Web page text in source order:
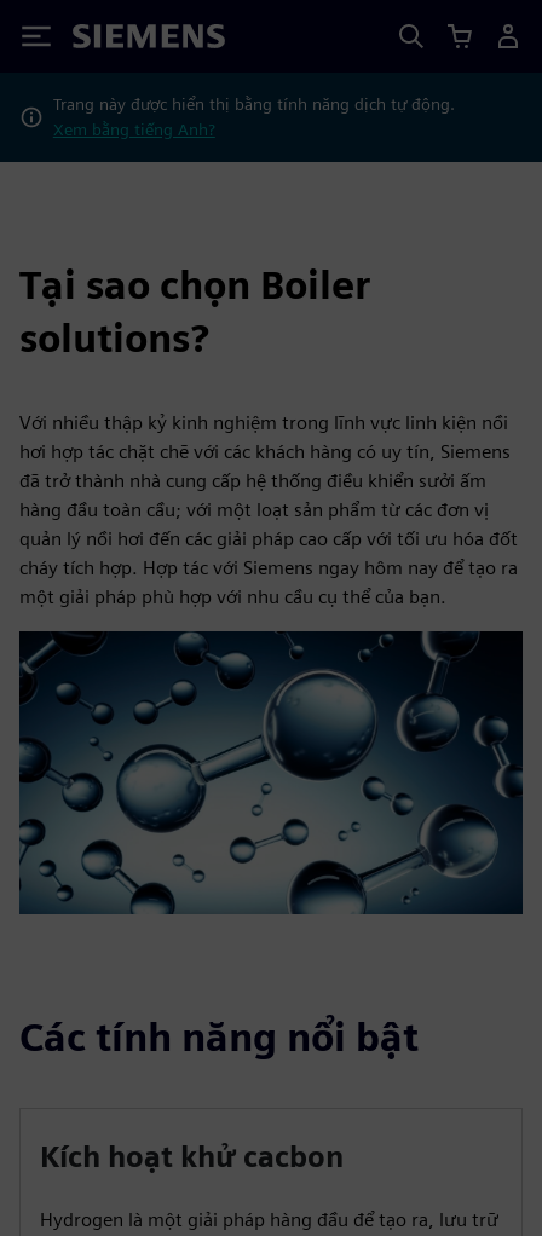
Siemens
Trang này được hiển thị bằng tính năng dịch tự động.
Xem bằng tiếng Anh?
Tại sao chọn Boiler
solutions?
Với nhiều thập kỷ kinh nghiệm trong lĩnh vực linh kiện nồi
hơi hợp tác chặt chẽ với các khách hàng có uy tín, Siemens
đã trở thành nhà cung cấp hệ thống điều khiển sưởi ấm
hàng đầu toàn cầu; với một loạt sản phẩm từ các đơn vị
quản lý nồi hơi đến các giải pháp cao cấp với tối ưu hóa đốt
cháy tích hợp. Hợp tác với Siemens ngay hôm nay để tạo ra
một giải pháp phù hợp với nhu cầu cụ thể của bạn.
Các tính năng nổi bật
Kích hoạt khử cacbon
Hydrogen là một giải pháp hàng đầu để tạo ra, lưu trữ